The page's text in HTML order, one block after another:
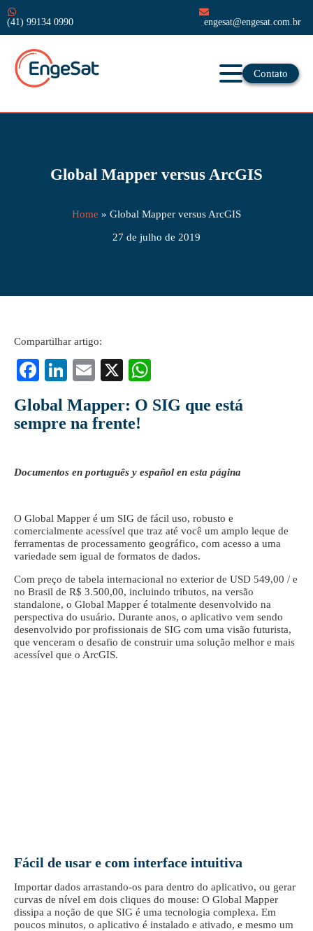
(41) 99134 0990 engesat@engesat.com.br
Contato
Global Mapper versus ArcGIS
Home » Global Mapper versus ArcGIS
27 de julho de 2019
Compartilhar artigo:
Fa
ce
bo
ok
Li
ed
In
E
ail
X
ts
Global Mapper: O SIG que está
sempre na frente!
Documentos en português y español en esta página
O Global Mapper é um SIG de fácil uso, robusto e
comercialmente acessível que traz até você um amplo leque de
ferramentas de processamento geográfico, com acesso a uma
variedade sem igual de formatos de dados.
Com preço de tabela internacional no exterior de USD 549,00 / e
no Brasil de R$ 3.500,00, incluindo tributos, na versão
standalone, o Global Mapper é totalmente desenvolvido na
perspectiva do usuário. Durante anos, o aplicativo vem sendo
desenvolvido por profissionais de SIG com uma visão futurista,
que venceram o desafio de construir uma solução melhor e mais
acessível que o ArcGIS.
Fácil de usar e com interface intuitiva
Importar dados arrastando-os para dentro do aplicativo, ou gerar
curvas de nível em dois cliques do mouse: O Global Mapper
dissipa a noção de que SIG é uma tecnologia complexa. Em
poucos minutos, o aplicativo é instalado e ativado, e mesmo um